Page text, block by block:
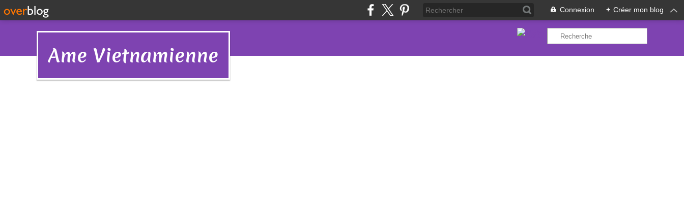
Connexion + Créer mon blog
Ame Vietnamienne